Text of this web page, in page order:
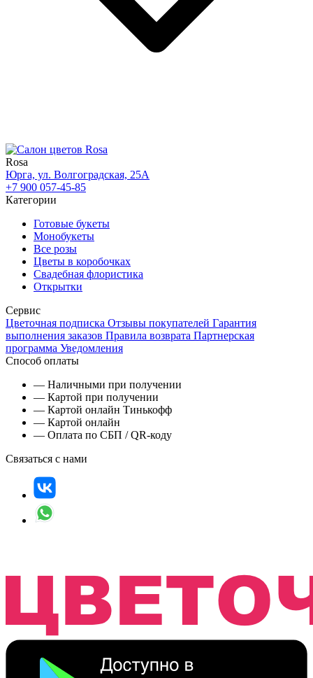
Rosa
Юрга, ул. Волгоградская, 25А
+7 900 057-45-85
Категории
Готовые букеты
Монобукеты
Все розы
Цветы в коробочках
Свадебная флористика
Открытки
Сервис
Цветочная подписка Отзывы покупателей Гарантия
выполнения заказов Правила возврата Партнерская
программа Уведомления
Способ оплаты
— Наличными при получении
— Картой при получении
— Картой онлайн Тинькофф
— Картой онлайн
— Оплата по СБП / QR-коду
Связаться с нами